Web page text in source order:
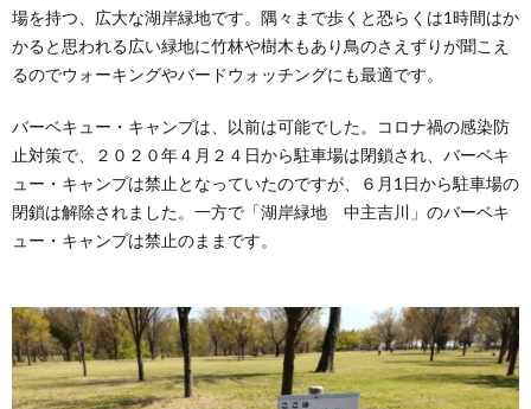
2.1.
左岸
2.2.
上流
2.3.
右岸の
下流
3.
地
中主
吉
川」
の公
場を持つ、広大な湖岸緑地です。隅々まで歩くと恐らくは1時間はか
かると思われる広い緑地に竹林や樹木もあり鳥のさえずりが聞こえ
るのでウォーキングやバードウォッチングにも最適です。
バーベキュー・キャンプは、以前は可能でした。コロナ禍の感染防
止対策で、２０２０年４月２４日から駐車場は閉鎖され、バーベキ
ュー・キャンプは禁止となっていたのですが、６月1日から駐車場の
閉鎖は解除されました。一方で「湖岸緑地 中主吉川」のバーベキ
ュー・キャンプは禁止のままです。